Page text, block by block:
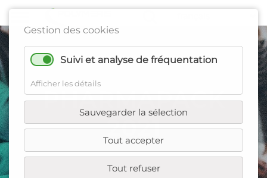
Gestion des cookies
Suivi et analyse de fréquentation
Afficher les détails
Sauvegarder la sélection
Tout accepter
Tout refuser
PHARMAPACK
2021